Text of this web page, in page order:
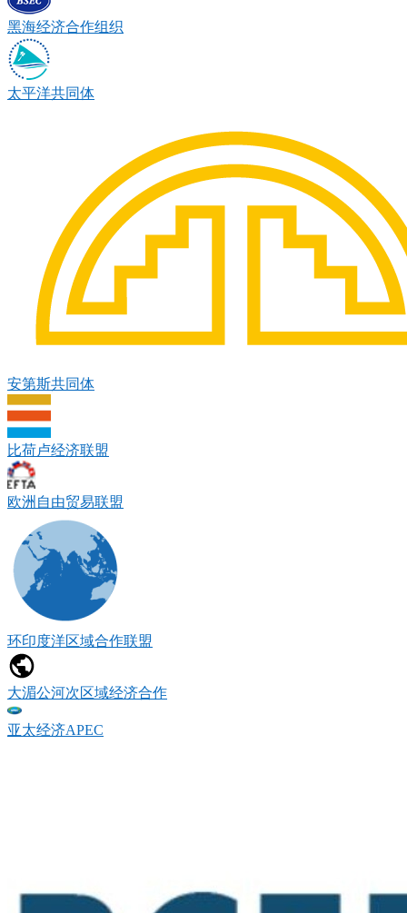
黑海经济合作组织
太平洋共同体
安第斯共同体
比荷卢经济联盟
欧洲自由贸易联盟
环印度洋区域合作联盟
大湄公河次区域经济合作
亚太经济APEC